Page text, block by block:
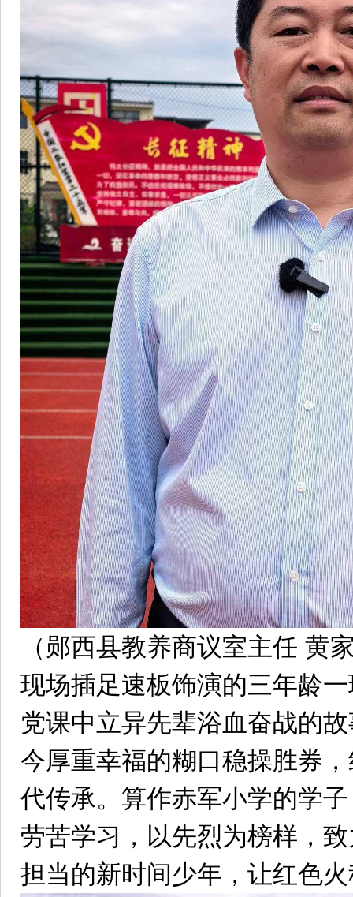
（郧西县教养商议室主任 黄
现场插足速板饰演的三年龄
党课中立异先辈浴血奋战的
今厚重幸福的糊口稳操胜券
代传承。算作赤军小学的学
劳苦学习，以先烈为榜样，
担当的新时间少年，让红色